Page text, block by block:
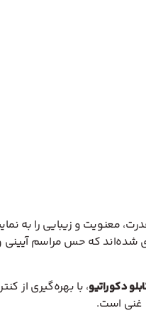
معنویت و زیبایی را به
که حس مراسم آیینی و
دکوراتیو، با بهره‌گیری از
غنی است.